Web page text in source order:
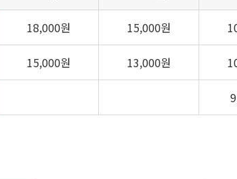
18,000원 15,000원
15,000원 13,000원